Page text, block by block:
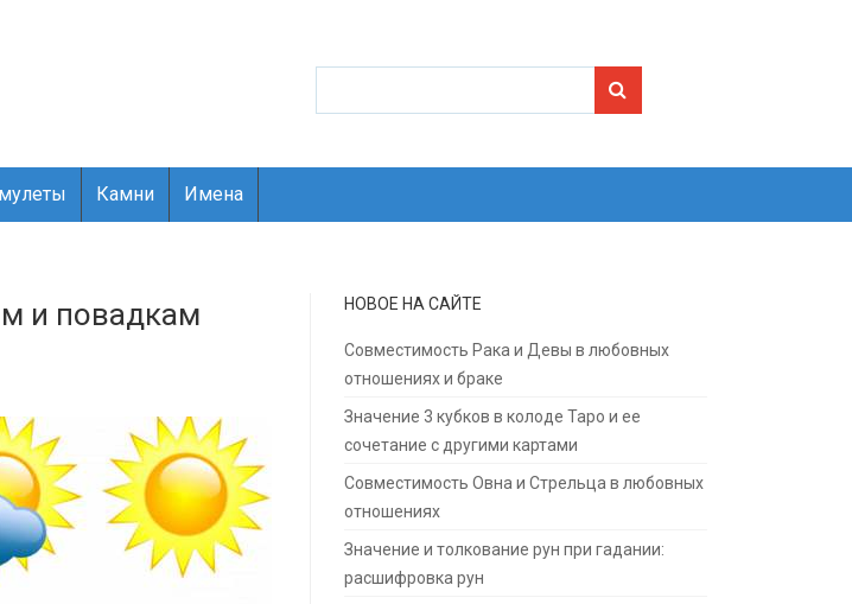
Камни Имена
и повадкам
НОВОЕ НА САЙТЕ
Совместимость Рака и Девы в любовных
отношениях и браке
Значение 3 кубков в колоде Таро и ее
сочетание с другими картами
Совместимость Овна и Стрельца в любовных
отношениях
Значение и толкование рун при гадании:
расшифровка рун